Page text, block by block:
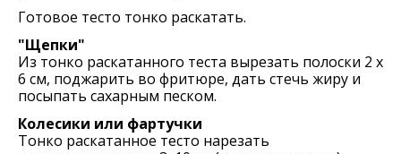
Готовое тесто тонко раскатать.
"Щепки"
Из тонко раскатанного теста вырезать полоски 2 х
6 см, поджарить во фритюре, дать стечь жиру и
посыпать сахарным песком.
Колесики или фартучки
Тонко раскатанное тесто нарезать